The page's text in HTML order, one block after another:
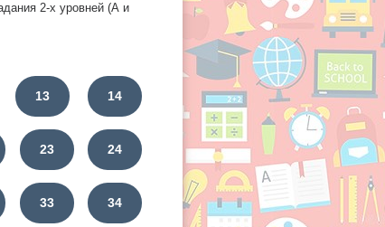
2-х уровней (А и
13 14
23 24
33 34